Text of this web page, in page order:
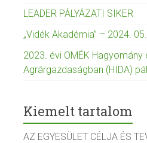
LEADER PÁLYÁZATI SIKER
„Vidék Akadémia” – 2024.
2023. évi OMÉK
Agrárgazdaságban (HIDA)
Kiemelt tartalom
AZ EGYESÜLET CÉLJA ÉS